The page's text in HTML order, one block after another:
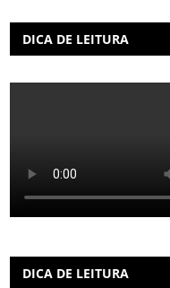
DICA DE LEITURA
DICA DE LEITURA